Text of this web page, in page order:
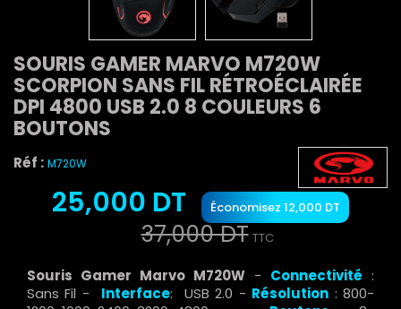
SOURIS GAMER MARVO M720W
SCORPION SANS FIL RÉTROÉCLAIRÉE
DPI 4800 USB 2.0 8 COULEURS 6
BOUTONS
Réf : M720W
25,000 DT Économisez 12,000 DT
37,000 DT TTC
Souris Gamer Marvo M720W - Connectivité :
Sans Fil - Interface: USB 2.0 - Résolution : 800-